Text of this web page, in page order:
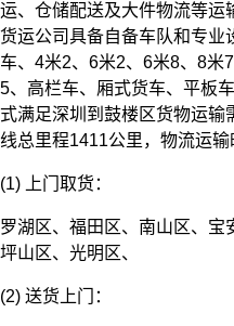
运、仓储配送及大件物流等运
货运公司具备自备车队和专业
车、4米2、6米2、6米8、8米
5、高栏车、厢式货车、平板
式满足深圳到鼓楼区货物运输
线总里程1411公里，物流运输
(1) 上门取货：
罗湖区、福田区、南山区、宝
坪山区、光明区、
(2) 送货上门：